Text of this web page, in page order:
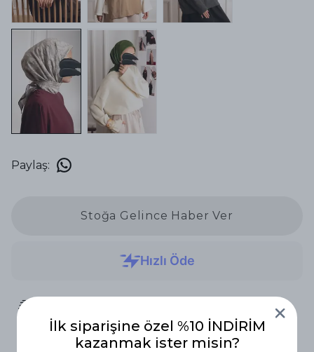
Paylaş:
Stoğa Gelince Haber Ver
14 Gün İçinde İade
İlk siparişine özel %10 İNDİRİM
kazanmak ister misin?